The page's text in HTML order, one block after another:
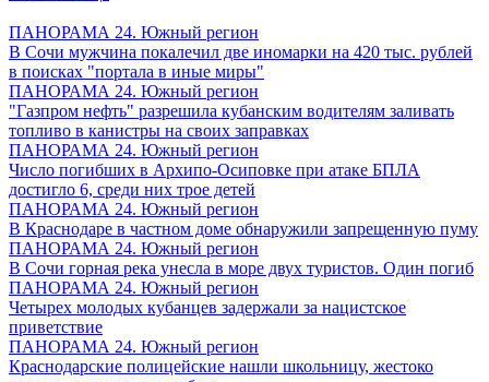
ПАНОРАМА 24. Южный регион
В Сочи мужчина покалечил две иномарки на 420 тыс. рублей
в поисках "портала в иные миры"
ПАНОРАМА 24. Южный регион
"Газпром нефть" разрешила кубанским водителям заливать
топливо в канистры на своих заправках
ПАНОРАМА 24. Южный регион
Число погибших в Архипо-Осиповке при атаке БПЛА
достигло 6, среди них трое детей
ПАНОРАМА 24. Южный регион
В Краснодаре в частном доме обнаружили запрещенную пуму
ПАНОРАМА 24. Южный регион
В Сочи горная река унесла в море двух туристов. Один погиб
ПАНОРАМА 24. Южный регион
Четырех молодых кубанцев задержали за нацистское
приветствие
ПАНОРАМА 24. Южный регион
Краснодарские полицейские нашли школьницу, жестоко